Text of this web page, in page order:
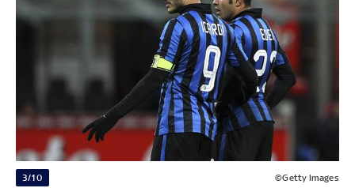
3/10 ©Getty Images